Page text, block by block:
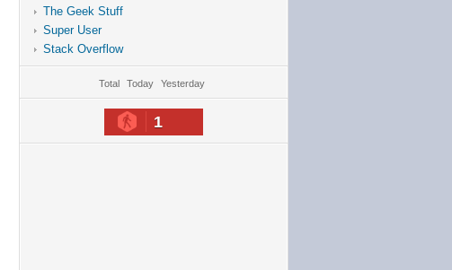
The Geek Stuff
Super User
Stack Overflow
Total Today Yesterday
1